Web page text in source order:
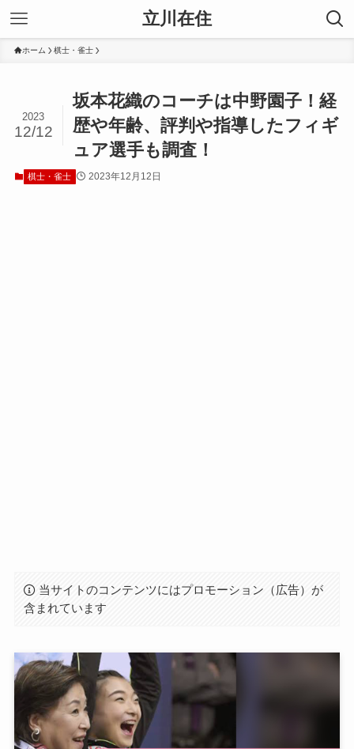
立川在住
ホーム 棋士・雀士
坂本花織のコーチは中野園子！経
歴や年齢、評判や指導したフィギ
ュア選手も調査！
2023
12/12
棋士・雀士 2023年12月12日
当サイトのコンテンツにはプロモーション（広告）が
含まれています